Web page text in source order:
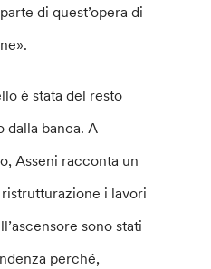
di quest’opera di
è stata del resto
dalla banca. A
Asseni racconta un
i lavori
sono stati
perché,